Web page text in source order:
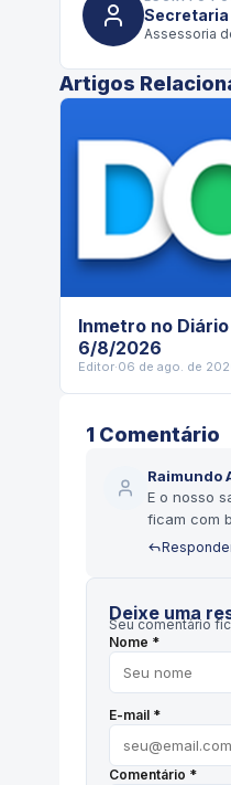
Secretaria
Assessoria
Artigos
Inmetro no
6/8/2026
Editor·06 de ago. de
1Comentário
Raimundo
E o nosso
ficam com
Deixe uma
Seu comentário
Nome *
E-mail *
Comentário *